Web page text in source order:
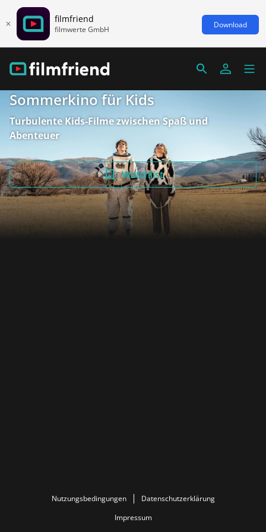
filmfriend
filmwerte GmbH Download
Sommerkino für Kids
Turbulente Kids-Filme zwischen Spaß und
Abenteuer
Watchlist
Nutzungsbedingungen
Datenschutzerklärung
Impressum